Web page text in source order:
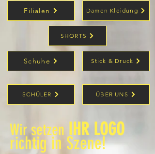
Filialen Damen Kleidung
SHORTS
Schuhe Stick & Druck
SCHÜLER ÜBER UNS
Wir setzen IHR LOGO
richtig in Szene!